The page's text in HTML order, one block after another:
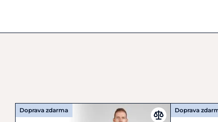
Doprava zdarma Doprava